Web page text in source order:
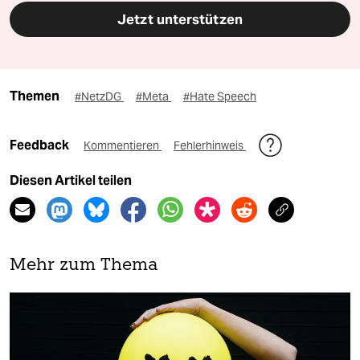
Jetzt unterstützen
Themen #NetzDG #Meta #Hate Speech
Feedback Kommentieren Fehlerhinweis
Diesen Artikel teilen
Mehr zum Thema